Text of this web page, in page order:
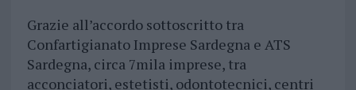
Grazie all’accordo sottoscritto tra
Confartigianato Imprese Sardegna e ATS
Sardegna, circa 7mila imprese, tra
acconciatori, estetisti, odontotecnici, centri